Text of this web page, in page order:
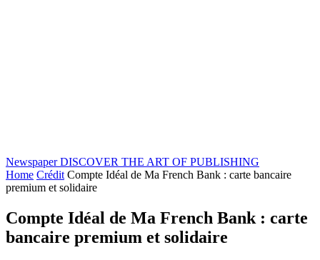
Newspaper DISCOVER THE ART OF PUBLISHING
Home Crédit Compte Idéal de Ma French Bank : carte bancaire
premium et solidaire
Compte Idéal de Ma French Bank : carte
bancaire premium et solidaire